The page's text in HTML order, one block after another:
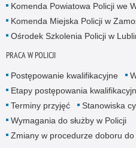
Komenda Powiatowa Policji we
Komenda Miejska Policji w
Ośrodek Szkolenia Policji w
PRACA W POLICJI
Postępowanie kwalifikacyjne
Etapy postępowania
Terminy przyjęć
Stanowiska
Wymagania do służby w Policji
Zmiany w procedurze doboru do